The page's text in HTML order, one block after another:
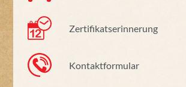
Zertifikatserinnerung
Kontaktformular